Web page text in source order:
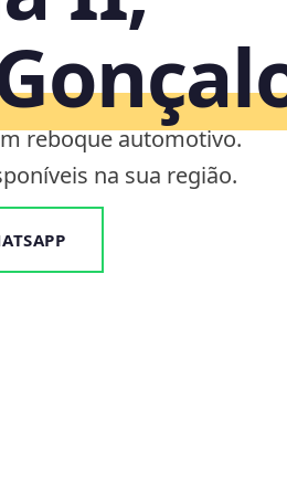
reboque automotivo.
na sua região.